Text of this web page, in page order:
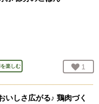
楽しむ お気
1
いしさ広がる♪ 鶏肉づく